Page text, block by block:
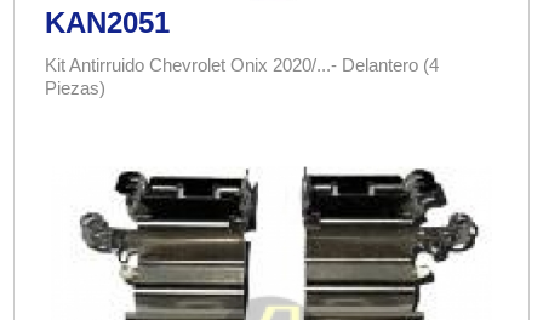
KAN2051
Kit Antirruido Chevrolet Onix 2020/...- Delantero (4
Piezas)